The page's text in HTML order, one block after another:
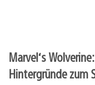
Marvel‘s
Hintergründe zum